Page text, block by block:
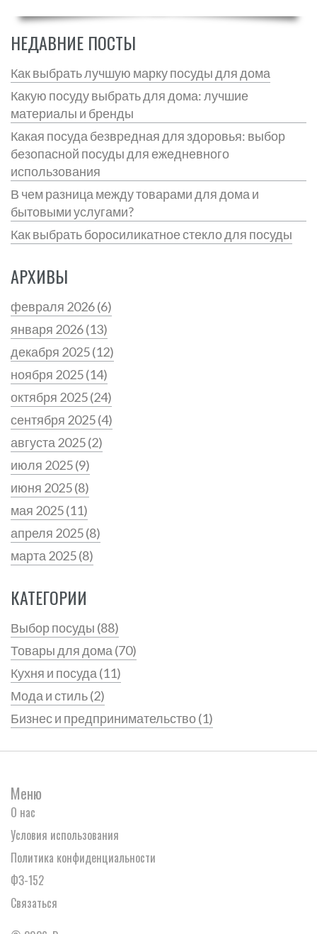
НЕДАВНИЕ ПОСТЫ
Как выбрать лучшую марку посуды для дома
Какую посуду выбрать для дома: лучшие
материалы и бренды
Какая посуда безвредная для здоровья: выбор
безопасной посуды для ежедневного
использования
В чем разница между товарами для дома и
бытовыми услугами?
Как выбрать боросиликатное стекло для посуды
АРХИВЫ
февраля 2026(6)
января 2026(13)
декабря 2025(12)
ноября 2025(14)
октября 2025(24)
сентября 2025(4)
августа 2025(2)
июля 2025(9)
июня 2025(8)
мая 2025(11)
апреля 2025(8)
марта 2025(8)
КАТЕГОРИИ
Выбор посуды (88)
Товары для дома (70)
Кухня и посуда (11)
Мода и стиль(2)
Бизнес и предпринимательство(1)
Меню
О нас
Условия использования
Политика конфиденциальности
ФЗ-152
Связаться